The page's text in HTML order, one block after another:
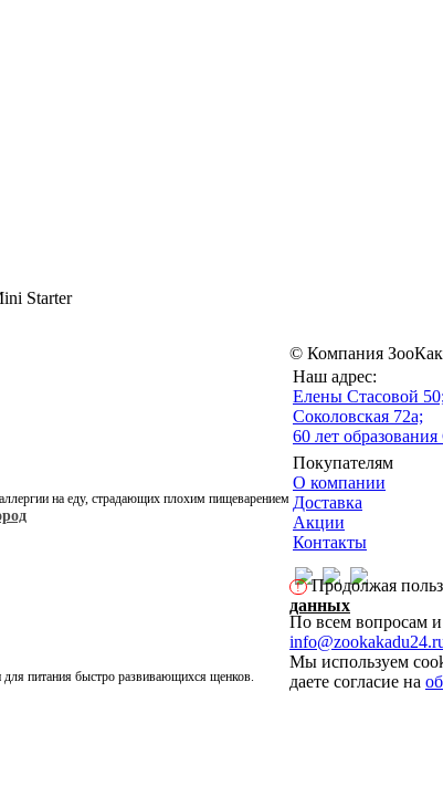
Starter
на еду, страдающих плохим пищеварением
для питания быстро развивающихся щенков.
© Компания
Наш адрес:
Eлены Стасовой 50;
Соколовская 72а;
60 лет
Покупателям
О компании
Доставка
Акции
Контакты
! Продолжая
данных
По всем вопросам
Мы используем
даете согласие на